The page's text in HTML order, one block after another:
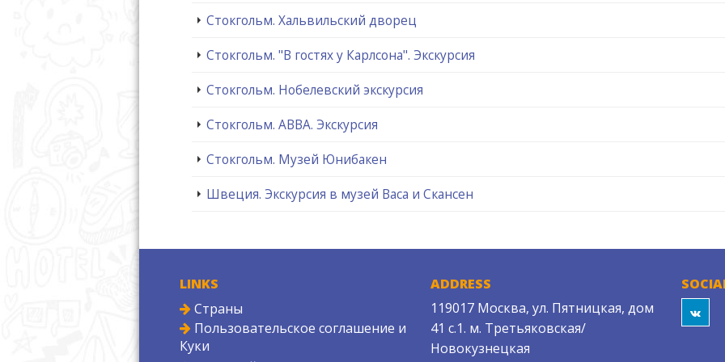
Стокгольм. Хальвильский дворец
Стокгольм. "В гостях у Карлсона". Экскурсия
Стокгольм. Нобелевский экскурсия
Стокгольм. ABBA. Экскурсия
Стокгольм. Музей Юнибакен
Швеция. Экскурсия в музей Васа и Скансен
LINKS
Страны
Пользовательское соглашение и
Куки
ADDRESS
119017 Москва, ул. Пятницкая, дом
41 с.1. м. Третьяковская/
Новокузнецкая